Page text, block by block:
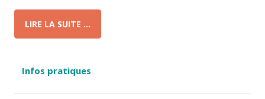
LIRE LA SUITE …
Infos pratiques